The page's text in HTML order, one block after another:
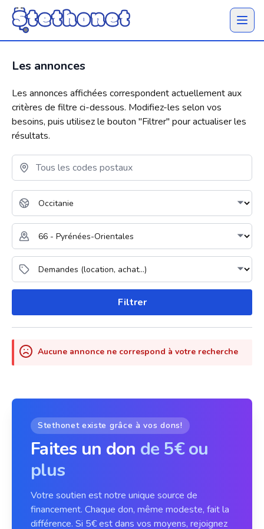
Ouvrir
Les annonces
Les annonces affichées correspondent actuellement aux
critères de filtre ci-dessous. Modifiez-les selon vos
besoins, puis utilisez le bouton "Filtrer" pour actualiser les
résultats.
Filtrer
Aucune annonce ne correspond à votre recherche
Stethonet existe grâce à vos dons!
Faites un don de 5€ ou
plus
Votre soutien est notre unique source de
financement. Chaque don, même modeste, fait la
différence. Si 5€ est dans vos moyens, rejoignez